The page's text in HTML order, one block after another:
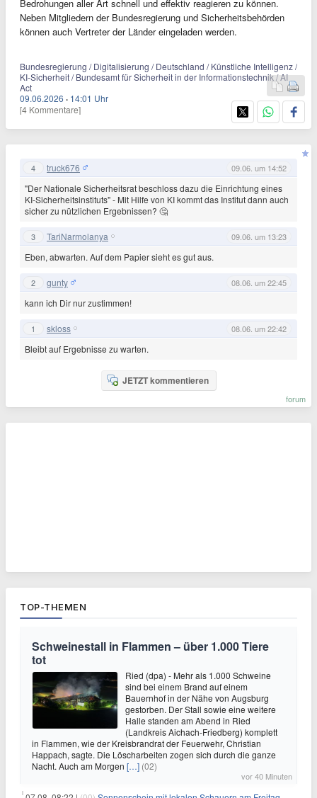
Bedrohungen aller Art schnell und effektiv reagieren zu können.
Neben Mitgliedern der Bundesregierung und Sicherheitsbehörden
können auch Vertreter der Länder eingeladen werden.
Bundesregierung / Digitalisierung / Deutschland / Künstliche Intelligenz /
KI-Sicherheit / Bundesamt für Sicherheit in der Informationstechnik / AI
Act
09.06.2026 · 14:01 Uhr
[4 Kommentare]
4 truck676 09.06. um 14:52
"Der Nationale Sicherheitsrat beschloss dazu die Einrichtung eines
KI-Sicherheitsinstituts" - Mit Hilfe von KI kommt das Institut dann auch
sicher zu nützlichen Ergebnissen? 🤔
3 TariNarmolanya 09.06. um 13:23
Eben, abwarten. Auf dem Papier sieht es gut aus.
2 gunty 08.06. um 22:45
kann ich Dir nur zustimmen!
1 skloss 08.06. um 22:42
Bleibt auf Ergebnisse zu warten.
JETZT kommentieren
forum
TOP-THEMEN
Schweinestall in Flammen – über 1.000 Tiere
tot
Ried (dpa) - Mehr als 1.000 Schweine
sind bei einem Brand auf einem
Bauernhof in der Nähe von Augsburg
gestorben. Der Stall sowie eine weitere
Halle standen am Abend in Ried
(Landkreis Aichach-Friedberg) komplett
in Flammen, wie der Kreisbrandrat der Feuerwehr, Christian
Happach, sagte. Die Löscharbeiten zogen sich durch die ganze
Nacht. Auch am Morgen […] (02)
vor 40 Minuten